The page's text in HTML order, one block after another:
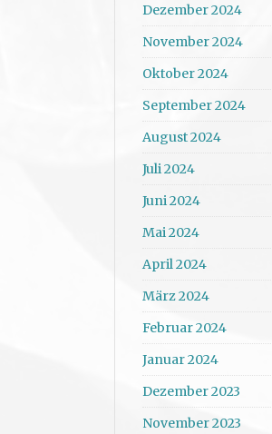
Dezember 2024
November 2024
Oktober 2024
September 2024
August 2024
Juli 2024
Juni 2024
Mai 2024
April 2024
März 2024
Februar 2024
Januar 2024
Dezember 2023
November 2023